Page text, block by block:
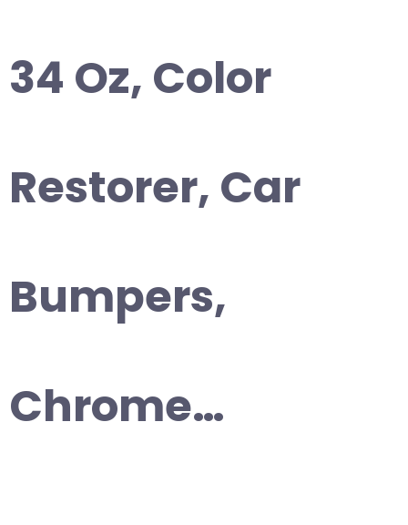
34 Oz, Color
Restorer, Car
Bumpers,
Chrome…